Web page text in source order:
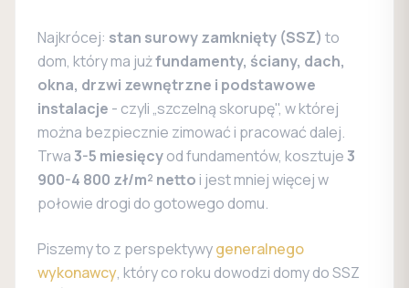
Najkrócej: stan surowy zamknięty (SSZ) to
dom, który ma jużfundamenty, ściany, dach,
okna, drzwi zewnętrzne i podstawowe
instalacje - czyli „szczelną skorupę", w której
można bezpiecznie zimować i pracować dalej.
Trwa3-5 miesięcyod fundamentów, kosztuje3
900-4 800 zł/m² netto i jest mniej więcej w
połowie drogi do gotowego domu.
Piszemy to z perspektywygeneralnego
wykonawcy, który co roku dowodzi domy do SSZ